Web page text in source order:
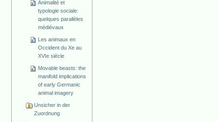
Animalité et
typologie sociale:
quelques parallèles
médiévaux
Les animaux en
Occident du Xe au
XVIe siècle
Movable beasts: the
manifold implications
of early Germanic
animal imagery
Unsicher in der
Zuordnung